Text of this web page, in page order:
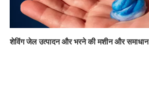
शेविंग जेल उत्पादन और भरने की मशीन और समाधान